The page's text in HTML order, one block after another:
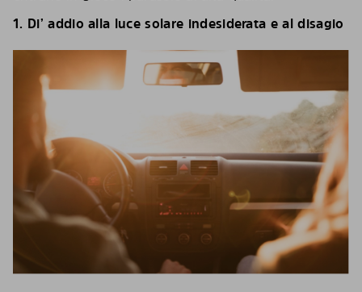
1. Di’ addio alla luce solare indesiderata e al disagio